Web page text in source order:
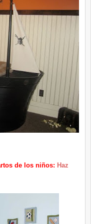
de los niños: Haz